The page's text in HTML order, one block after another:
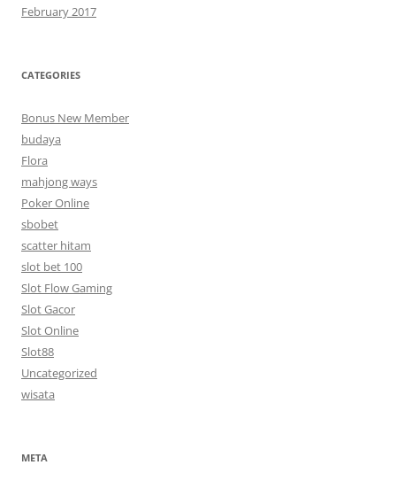
February 2017
CATEGORIES
Bonus New Member
budaya
Flora
mahjong ways
Poker Online
sbobet
scatter hitam
slot bet 100
Slot Flow Gaming
Slot Gacor
Slot Online
Slot88
Uncategorized
wisata
META